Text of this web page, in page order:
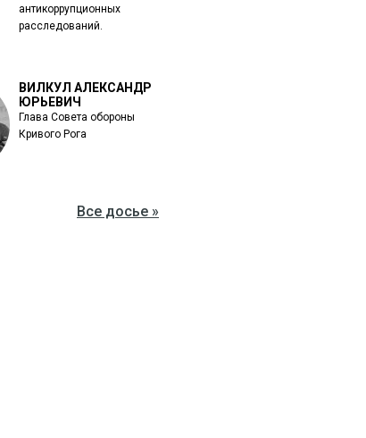
антикоррупционных
расследований.
ВИЛКУЛ АЛЕКСАНДР
ЮРЬЕВИЧ
Глава Совета обороны
Кривого Рога
Все досье »